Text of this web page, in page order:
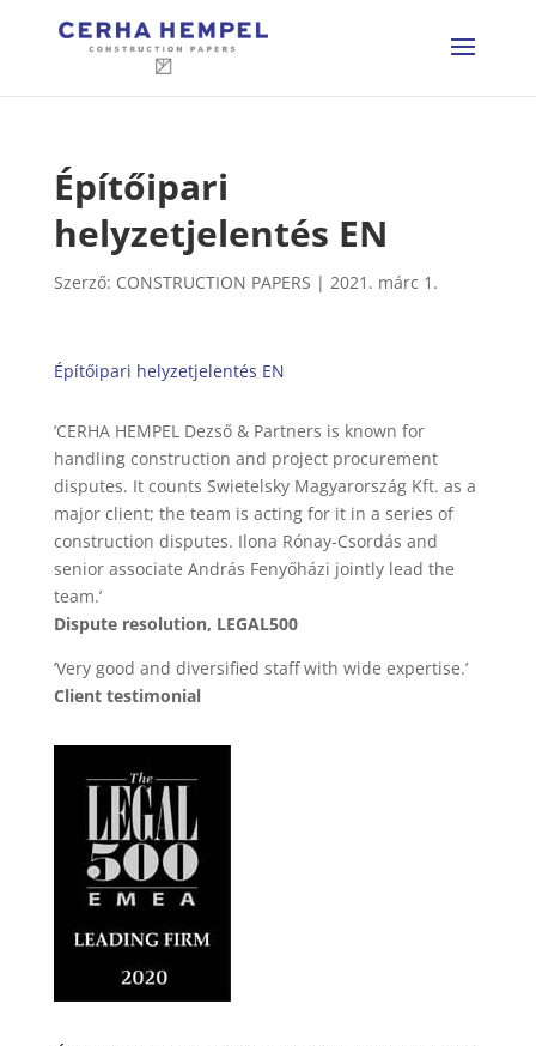
Építőipari
helyzetjelentés EN
Szerző: CONSTRUCTION PAPERS | 2021. márc 1.
Építőipari helyzetjelentés EN
’CERHA HEMPEL Dezső & Partners is known for
handling construction and project procurement
disputes. It counts Swietelsky Magyarország Kft. as a
major client; the team is acting for it in a series of
construction disputes. Ilona Rónay-Csordás and
senior associate András Fenyőházi jointly lead the
team.’
Dispute resolution, LEGAL500
’Very good and diversified staff with wide expertise.’
Client testimonial